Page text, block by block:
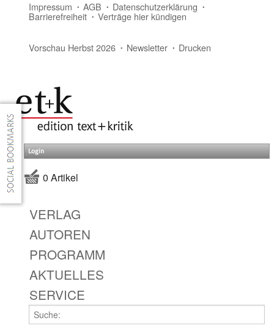
Impressum AGB Datenschutzerklärung
Barrierefreiheit Verträge hier kündigen
Vorschau Herbst 2026 Newsletter Drucken
Login
0 Artikel
VERLAG
AUTOREN
PROGRAMM
AKTUELLES
SERVICE